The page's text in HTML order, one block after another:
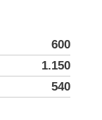
600
1.150
540